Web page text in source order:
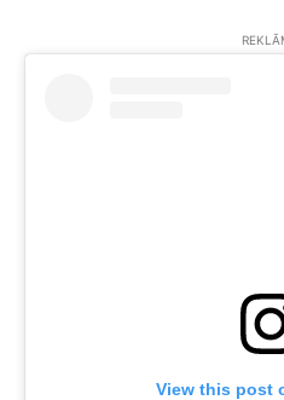
View this post